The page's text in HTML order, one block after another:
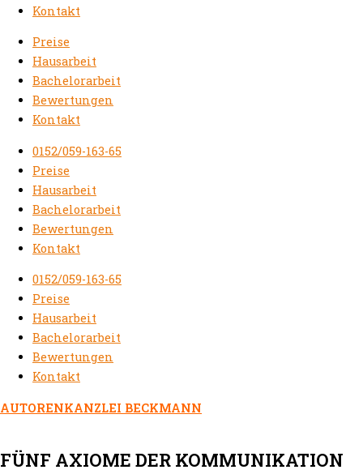
Kontakt
Preise
Hausarbeit
Bachelorarbeit
Bewertungen
Kontakt
0152/059-163-65
Preise
Hausarbeit
Bachelorarbeit
Bewertungen
Kontakt
0152/059-163-65
Preise
Hausarbeit
Bachelorarbeit
Bewertungen
Kontakt
AUTORENKANZLEI BECKMANN
FÜNF AXIOME DER KOMMUNIKATION